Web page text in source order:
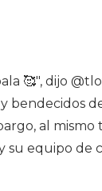
🥰", dijo
bendecidos
al
equipo de